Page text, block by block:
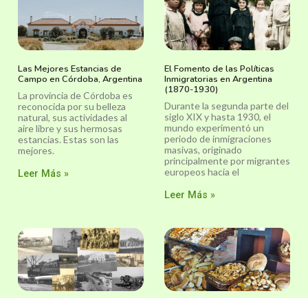
Las Mejores Estancias de
Campo en Córdoba, Argentina
La provincia de Córdoba es
reconocida por su belleza
natural, sus actividades al
aire libre y sus hermosas
estancias. Estas son las
mejores.
Leer Más »
El Fomento de las Políticas
Inmigratorias en Argentina
(1870-1930)
Durante la segunda parte del
siglo XIX y hasta 1930, el
mundo experimentó un
periodo de inmigraciones
masivas, originado
principalmente por migrantes
europeos hacia el
Leer Más »